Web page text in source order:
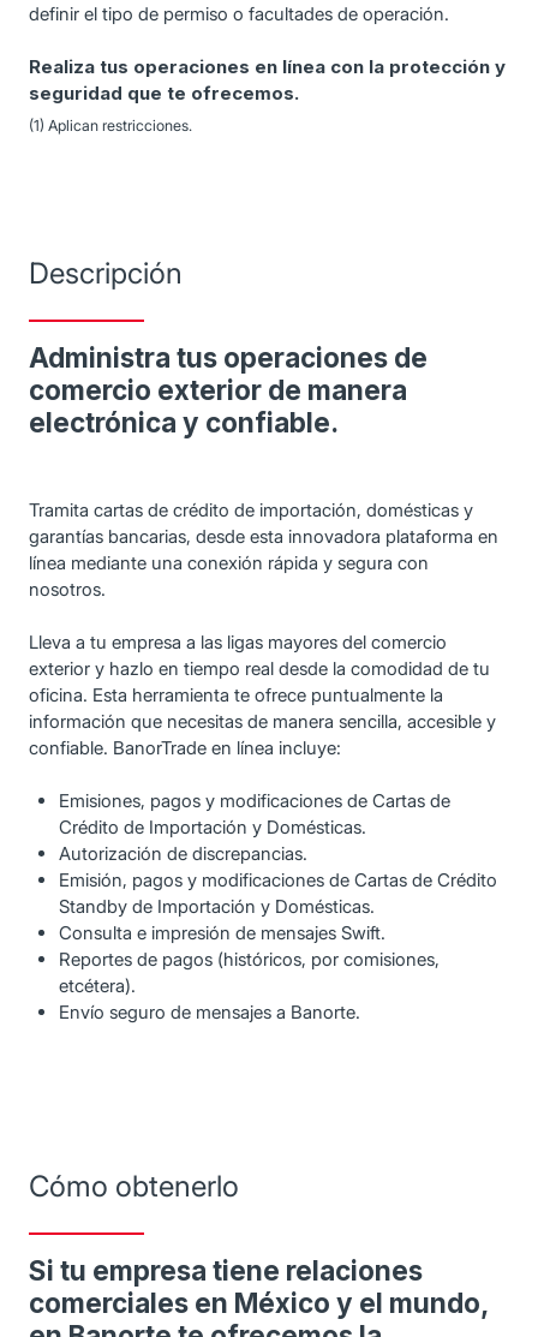
definir el tipo de permiso o facultades de operación.
Realiza tus operaciones en línea con la protección y
seguridad que te ofrecemos.
(1) Aplican restricciones.
Descripción
Administra tus operaciones de
comercio exterior de manera
electrónica y confiable.
Tramita cartas de crédito de importación, domésticas y
garantías bancarias, desde esta innovadora plataforma en
línea mediante una conexión rápida y segura con
nosotros.
Lleva a tu empresa a las ligas mayores del comercio
exterior y hazlo en tiempo real desde la comodidad de tu
oficina. Esta herramienta te ofrece puntualmente la
información que necesitas de manera sencilla, accesible y
confiable. BanorTrade en línea incluye:
Emisiones, pagos y modificaciones de Cartas de
Crédito de Importación y Domésticas.
Autorización de discrepancias.
Emisión, pagos y modificaciones de Cartas de Crédito
Standby de Importación y Domésticas.
Consulta e impresión de mensajes Swift.
Reportes de pagos (históricos, por comisiones,
etcétera).
Envío seguro de mensajes a Banorte.
Cómo obtenerlo
Si tu empresa tiene relaciones
comerciales en México y el mundo,